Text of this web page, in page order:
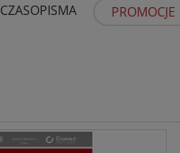
CZASOPISMA PROMOCJE